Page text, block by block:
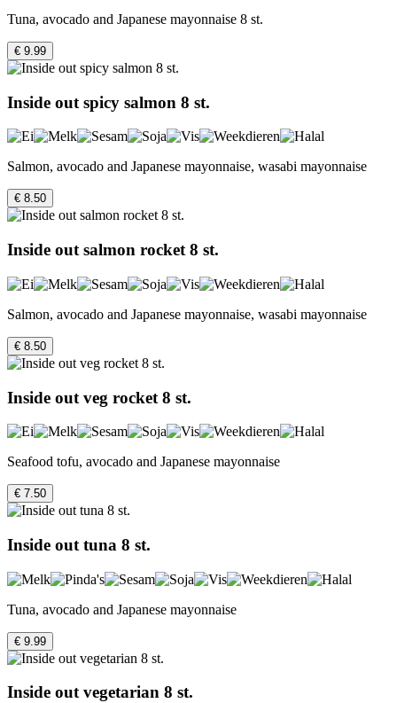
Tuna, avocado and Japanese mayonnaise 8 st.
€ 9.99
Inside out spicy salmon 8 st.
Salmon, avocado and Japanese mayonnaise, wasabi mayonnaise
€ 8.50
Inside out salmon rocket 8 st.
Salmon, avocado and Japanese mayonnaise, wasabi mayonnaise
€ 8.50
Inside out veg rocket 8 st.
Seafood tofu, avocado and Japanese mayonnaise
€ 7.50
Inside out tuna 8 st.
Tuna, avocado and Japanese mayonnaise
€ 9.99
Inside out vegetarian 8 st.